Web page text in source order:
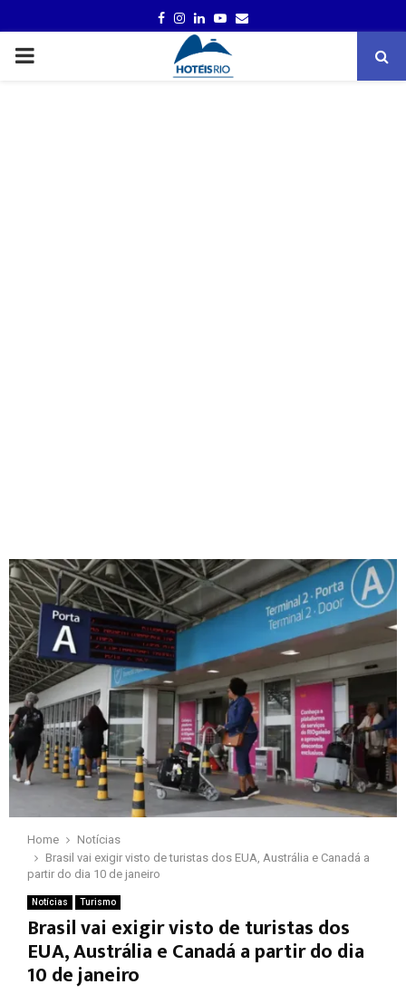
FACEBOOK
INSTAGRAM
LINKEDINYOUTUBE
EMAIL
PRIMARY
Home
Notícias
Brasil vai exigir visto de turistas dos EUA, Austrália e Canadá a
partir do dia 10 de janeiro
Notícias Turismo
Brasil vai exigir visto de turistas dos
EUA, Austrália e Canadá a partir do dia
10 de janeiro